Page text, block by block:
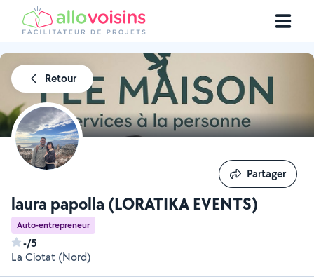
Retour
laura papolla (LORATIKA EVENTS)
Auto-entrepreneur
-/5
La Ciotat (Nord)
Partager
Partager